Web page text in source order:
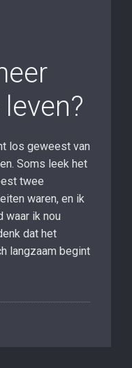
los geweest van
Soms leek het
twee
waren, en ik
waar ik nou
dat het
langzaam begint